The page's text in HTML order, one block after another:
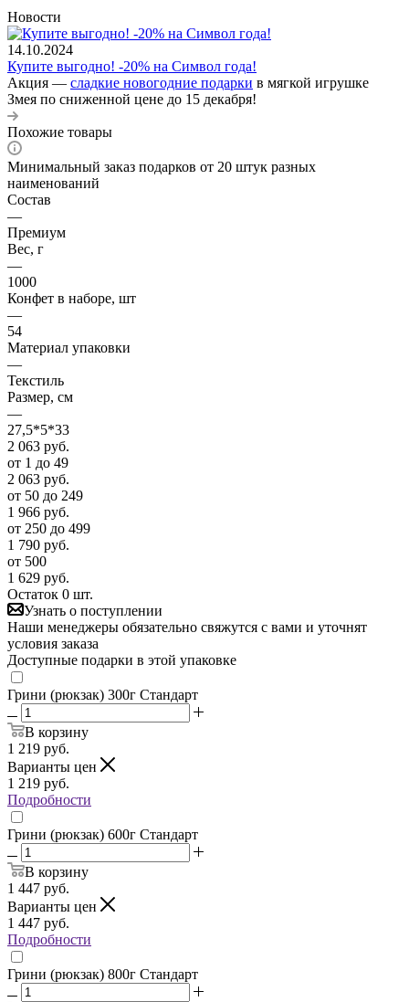
Новости
14.10.2024
Купите выгодно! -20% на Символ года!
Акция — сладкие новогодние подарки в мягкой игрушке
Змея по сниженной цене до 15 декабря!
Похожие товары
Минимальный заказ подарков от 20 штук разных
наименований
Состав
—
Премиум
Вес, г
—
1000
Конфет в наборе, шт
—
54
Материал упаковки
—
Текстиль
Размер, см
—
27,5*5*33
2 063 руб.
от 1 до 49
2 063 руб.
от 50 до 249
1 966 руб.
от 250 до 499
1 790 руб.
от 500
1 629 руб.
Остаток 0 шт.
Узнать о поступлении
Наши менеджеры обязательно свяжутся с вами и уточнят
условия заказа
Доступные подарки в этой упаковке
Грини (рюкзак) 300г Стандарт
В корзину
1 219 руб.
Варианты цен
1 219 руб.
Подробности
Грини (рюкзак) 600г Стандарт
В корзину
1 447 руб.
Варианты цен
1 447 руб.
Подробности
Грини (рюкзак) 800г Стандарт